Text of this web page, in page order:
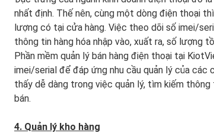
nhất định. Thế nên, cùng một dòng điện thoại
lượng có tại cửa hàng. Việc theo dõi số imei/
thông tin hàng hóa nhập vào, xuất ra, số lượng
Phần mềm quản lý bán hàng điện thoại tại
imei/serial để đáp ứng nhu cầu quản lý của các
thấy dễ dàng trong việc quản lý, tìm kiếm
bán.
4. Quản lý kho hàng